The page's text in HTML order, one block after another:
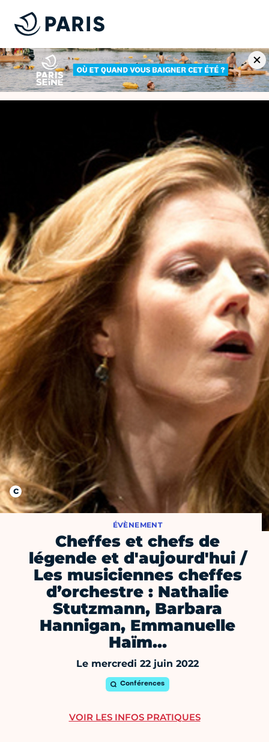
ÉVÈNEMENT
Cheffes et chefs de
légende et d'aujourd'hui /
Les musiciennes cheffes
d’orchestre : Nathalie
Stutzmann, Barbara
Hannigan, Emmanuelle
Haïm…
Le mercredi 22 juin 2022
Conférences
VOIR LES INFOS PRATIQUES